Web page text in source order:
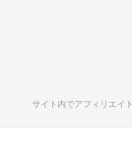
サイト内でアフィリエイ